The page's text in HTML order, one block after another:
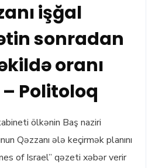
işğal
sonradan
oranı
Politoloq
ölkənin Baş naziri
Qəzzanı ələ keçirmək planını
of Israel” qəzeti xəbər verir